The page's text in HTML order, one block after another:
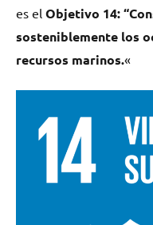
es el Objetivo 14:
sosteniblemente los
recursos marinos.«